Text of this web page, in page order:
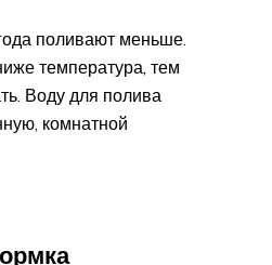
поливают меньше.
температура, тем
Воду для полива
комнатной